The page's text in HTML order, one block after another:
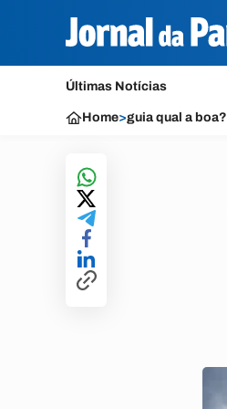
Últimas Notícias
Home>guia qual a boa?